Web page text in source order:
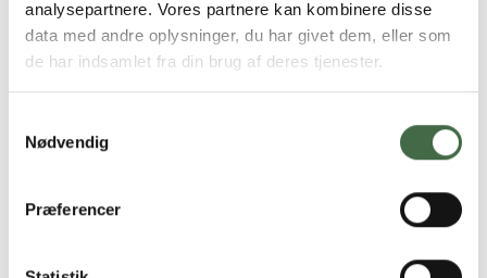
analysepartnere. Vores partnere kan kombinere disse
data med andre oplysninger, du har givet dem, eller som
de har indsamlet fra din brug af deres tjenester.
Nødvendig
Præferencer
planlægning
Klar kommunikation og en langt bedre planlægning af
opgaverne er to ting, som Forsvaret bør tage til sig og
fremadrettet. Et godt forarbejde samt helt klare regler
og aftaler skal sikre, at soldaternes basale vilkår er på
forventes af dem, og hvor længe det forventes. De
selvfølgelig også honoreres ordentligt for deres indsats.